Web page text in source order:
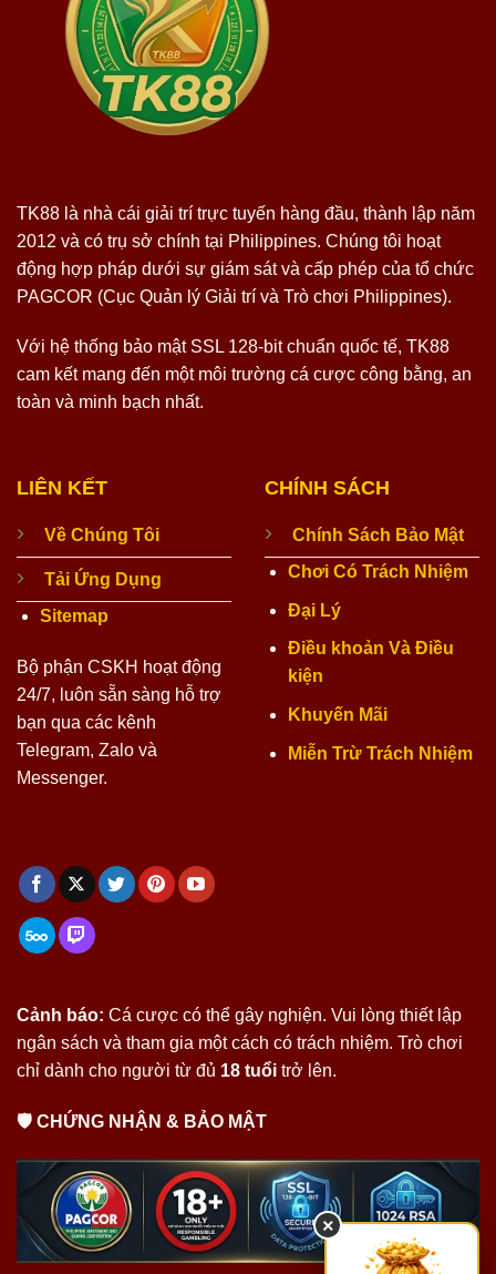
TK88 là nhà cái giải trí trực tuyến hàng đầu, thành lập năm
2012 và có trụ sở chính tại Philippines. Chúng tôi hoạt
động hợp pháp dưới sự giám sát và cấp phép của tổ chức
PAGCOR (Cục Quản lý Giải trí và Trò chơi Philippines).
Với hệ thống bảo mật SSL 128-bit chuẩn quốc tế, TK88
cam kết mang đến một môi trường cá cược công bằng, an
toàn và minh bạch nhất.
LIÊN KẾT
Về Chúng Tôi
Tải Ứng Dụng
Sitemap
Bộ phận CSKH hoạt động
24/7, luôn sẵn sàng hỗ trợ
bạn qua các kênh
Telegram, Zalo và
Messenger.
CHÍNH SÁCH
Chính Sách Bảo Mật
Chơi Có Trách Nhiệm
Đại Lý
Điều khoản Và Điều
kiện
Khuyến Mãi
Miễn Trừ Trách Nhiệm
Cảnh báo: Cá cược có thể gây nghiện. Vui lòng thiết lập
ngân sách và tham gia một cách có trách nhiệm. Trò chơi
chỉ dành cho người từ đủ 18 tuổi trở lên.
🛡 CHỨNG NHẬN & BẢO MẬT
×